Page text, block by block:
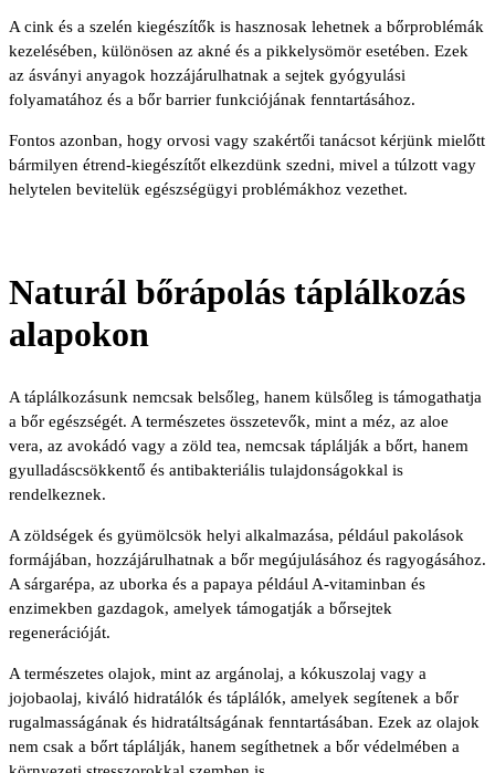
A cink és a szelén kiegészítők is hasznosak lehetnek a bőrproblémák
kezelésében, különösen az akné és a pikkelysömör esetében. Ezek
az ásványi anyagok hozzájárulhatnak a sejtek gyógyulási
folyamatához és a bőr barrier funkciójának fenntartásához.
Fontos azonban, hogy orvosi vagy szakértői tanácsot kérjünk mielőtt
bármilyen étrend-kiegészítőt elkezdünk szedni, mivel a túlzott vagy
helytelen bevitelük egészségügyi problémákhoz vezethet.
Naturál bőrápolás táplálkozás
alapokon
A táplálkozásunk nemcsak belsőleg, hanem külsőleg is támogathatja
a bőr egészségét. A természetes összetevők, mint a méz, az aloe
vera, az avokádó vagy a zöld tea, nemcsak táplálják a bőrt, hanem
gyulladáscsökkentő és antibakteriális tulajdonságokkal is
rendelkeznek.
A zöldségek és gyümölcsök helyi alkalmazása, például pakolások
formájában, hozzájárulhatnak a bőr megújulásához és ragyogásához.
A sárgarépa, az uborka és a papaya például A-vitaminban és
enzimekben gazdagok, amelyek támogatják a bőrsejtek
regenerációját.
A természetes olajok, mint az argánolaj, a kókuszolaj vagy a
jojobaolaj, kiváló hidratálók és táplálók, amelyek segítenek a bőr
rugalmasságának és hidratáltságának fenntartásában. Ezek az olajok
nem csak a bőrt táplálják, hanem segíthetnek a bőr védelmében a